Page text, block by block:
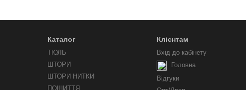
Каталог
ТЮЛЬ
ШТОРИ
ШТОРИ НИТКИ
ПОШИТТЯ
Клієнтам
Вхід до кабінету
Головна
Відгуки